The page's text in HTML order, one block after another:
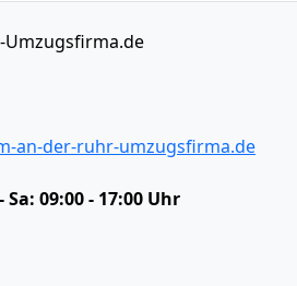
an-der-ruhr-umzugsfirma.de
Sa: 09:00 - 17:00 Uhr